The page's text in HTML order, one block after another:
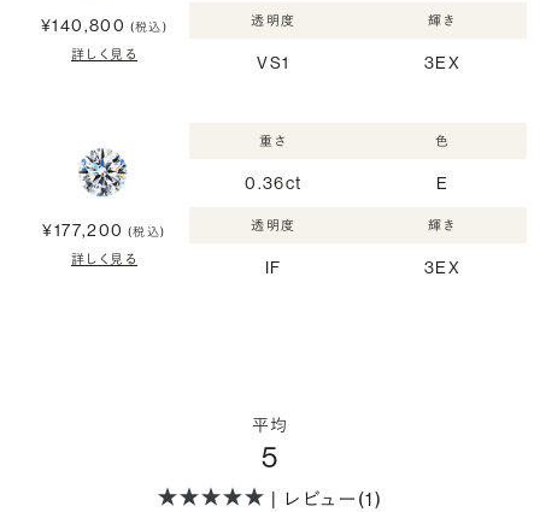
¥140,800 (税込)
詳しく見る
透明度
VS1
輝き
3EX
¥177,200 (税込)
詳しく見る
重さ
0.36ct
色
E
透明度
IF
輝き
3EX
平均
5
| レビュー(1)